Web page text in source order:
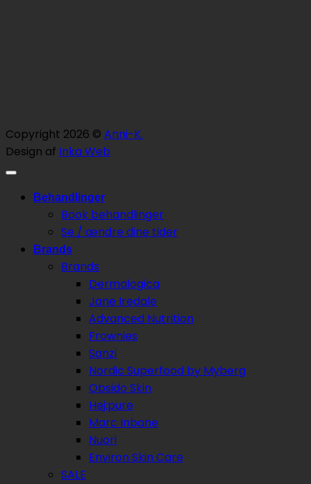
Copyright 2026 © Anni-K.
Design af Inka Web
Behandlinger
Book behandlinger
Se / ændre dine tider
Brands
Brands
Dermalogica
Jane Iredale
Advanced Nutrition
Frownies
Sanzi
Nordic Superfood by Myberg
Obsido Skin
Hej:pure
Marc Inbane
Nuori
Environ Skin Care
SALE